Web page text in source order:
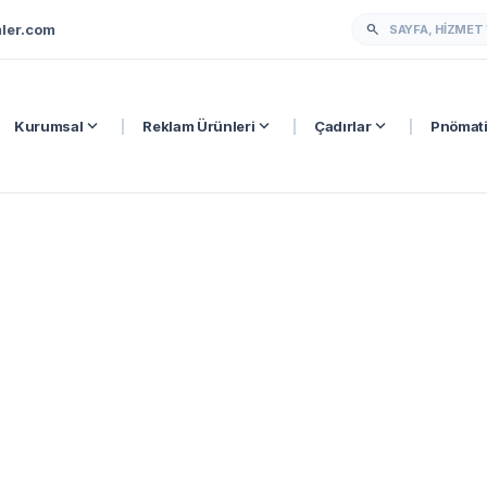
search
Kurumsal expand_more Reklam Ürünleri expand_more Çadırlarexpand_more